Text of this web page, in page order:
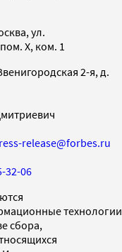
ул.
X, ком. 1
2-я, д.
release@forbes.ru
32-06
технологии
сбора,